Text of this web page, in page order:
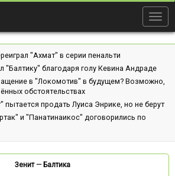
"Ахмат" в серии пенальти
"Балтику" благодаря голу Кевина Андраде
в "Локомотив" в будущем? Возможно,
обстоятельствах
пытается продать Луиса Энрике, но не берут
и "Панатинаикос" договорились по
Зенит— Балтика